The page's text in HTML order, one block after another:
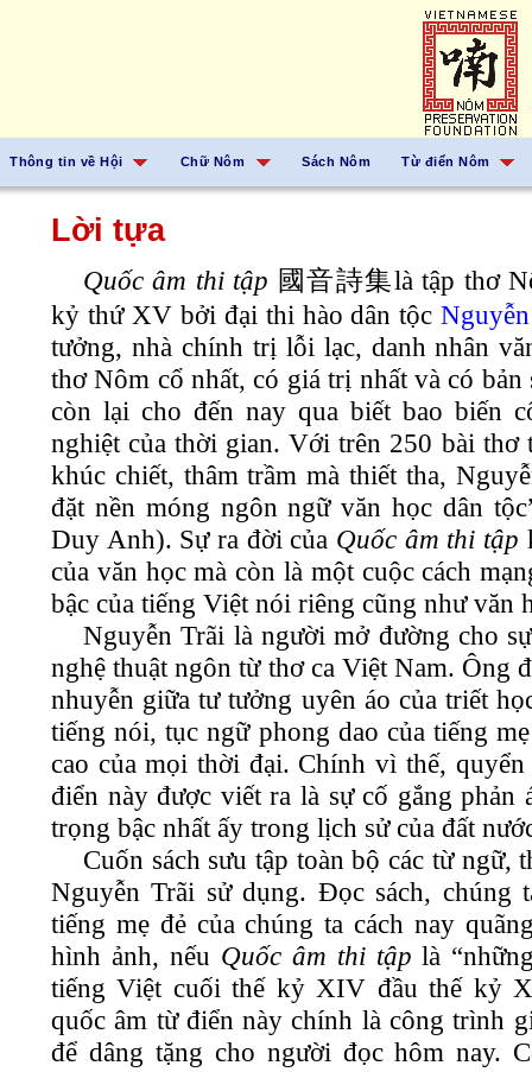
Thông tin về Hội Chữ Nôm Sách Nôm Từ điển Nôm
Lời tựa
Quốc âm thi tập 國音詩集là tập thơ
kỷ thứ XV bởi đại thi hào dân tộc
tưởng, nhà chính trị lỗi lạc, danh nhân
thơ Nôm cổ nhất, có giá trị nhất và có bản
còn lại cho đến nay qua biết bao biến
nghiệt của thời gian. Với trên 250 bài thơ
khúc chiết, thâm trầm mà thiết tha,
đặt nền móng ngôn ngữ văn học dân
Duy Anh). Sự ra đời của Quốc âm thi tập
của văn học mà còn là một cuộc cách
bậc của tiếng Việt nói riêng cũng như văn
Nguyễn Trãi là người mở đường cho
nghệ thuật ngôn từ thơ ca Việt Nam. Ông
nhuyễn giữa tư tưởng uyên áo của triết
tiếng nói, tục ngữ phong dao của tiếng
cao của mọi thời đại. Chính vì thế,
điển này được viết ra là sự cố gắng phản
trọng bậc nhất ấy trong lịch sử của đất
Cuốn sách sưu tập toàn bộ các từ
Nguyễn Trãi sử dụng. Đọc sách, chúng
tiếng mẹ đẻ của chúng ta cách nay
hình ảnh, nếu Quốc âm thi tập là
tiếng Việt cuối thế kỷ XIV đầu thế kỷ
quốc âm từ điển này chính là công trình
để dâng tặng cho người đọc hôm nay.